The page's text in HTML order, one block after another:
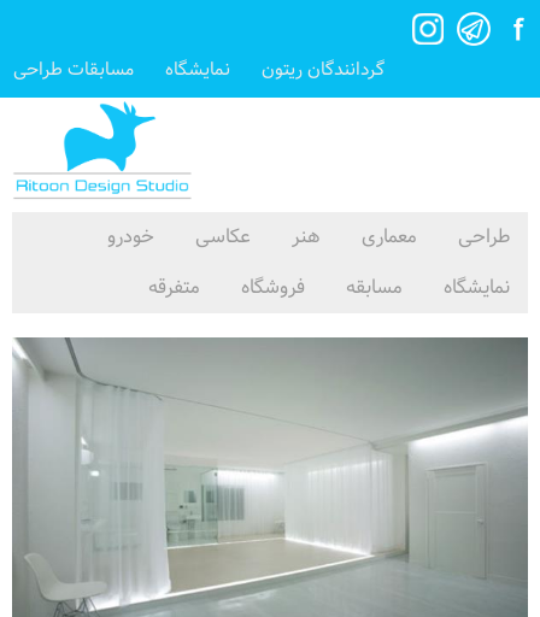
گردانندگان ریتون نمایشگاه مسابقات طراحی
طراحی معماری هنر عکاسی
خودرو
نمایشگاه
مسابقه فروشگاه متفرقه